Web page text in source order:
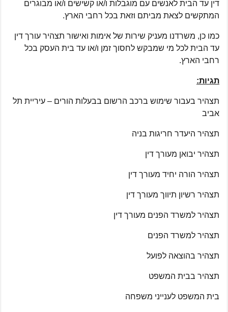
דין עד הבית לאנשים עם מוגבלות ו/או קשישים ו/או מבוגרים
המתקשים לצאת מביתם וזאת בכל רחבי הארץ.
כמו כן, משרדנו מעניק שירות של אימות ואישור תצהיר עורך דין
עד הבית לכל מי שמבקש לחסוך זמן ו/או עד בית העסק בכל
רחבי הארץ.
תגיות:
תצהיר בעבור שימוש ברכב הרשום בבעלות הורים – עיריית תל
אביב
תצהיר היעדר חריגות בניה
תצהיר יבואן מעורך דין
תצהיר הורה יחיד מעורך דין
תצהיר רשיון תיווך מעורך דין
תצהיר למשרד הפנים מעורך דין
תצהיר למשרד הפנים
תצהיר בהוצאה לפועל
תצהיר בבית המשפט
בית המשפט לענייני משפחה